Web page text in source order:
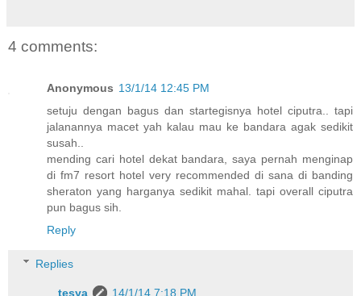
4 comments:
Anonymous 13/1/14 12:45 PM
setuju dengan bagus dan startegisnya hotel ciputra.. tapi
jalanannya macet yah kalau mau ke bandara agak sedikit
susah..
mending cari hotel dekat bandara, saya pernah menginap
di fm7 resort hotel very recommended di sana di banding
sheraton yang harganya sedikit mahal. tapi overall ciputra
pun bagus sih.
Reply
Replies
tesya
14/1/14 7:18 PM